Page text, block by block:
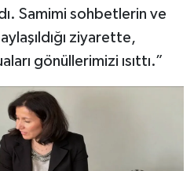
Samimi sohbetlerin ve
ziyarette,
gönüllerimizi ısıttı.”